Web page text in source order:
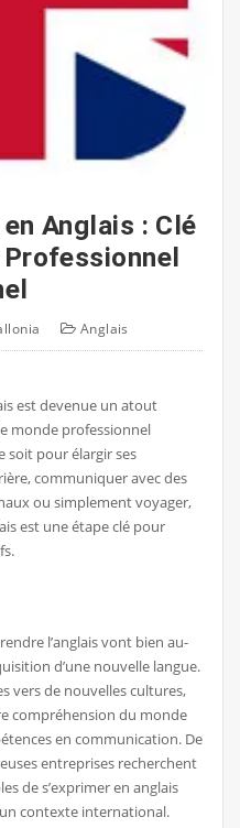
Anglais : Clé
Anglais
est devenue un atout
monde professionnel
soit pour élargir ses
communiquer avec des
ou simplement voyager,
est une étape clé pour
l’anglais vont bien au-
d’une nouvelle langue.
vers de nouvelles cultures,
compréhension du monde
en communication. De
entreprises recherchent
de s’exprimer en anglais
contexte international.